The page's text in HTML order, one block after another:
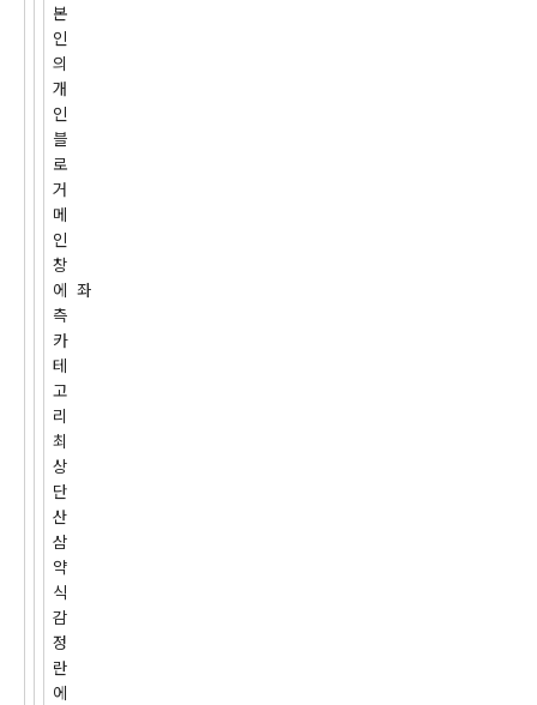
본
인
의
개
인
블
로
거
메
인
창
에 좌
측
카
테
고
리
최
상
단
산
삼
약
식
감
정
란
에